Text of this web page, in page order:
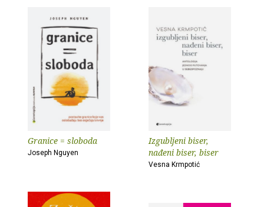
Granice = sloboda
Joseph Nguyen
Izgubljeni biser,
nađeni biser, biser
Vesna Krmpotić